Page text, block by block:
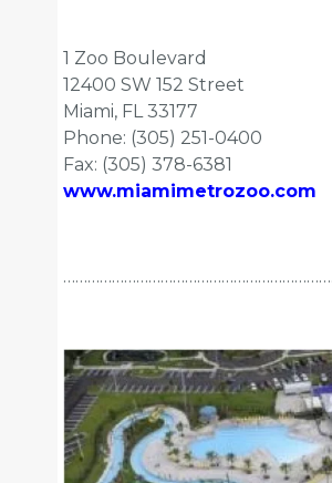
1 Zoo Boulevard
12400 SW 152 Street
Miami, FL 33177
Phone: (305) 251-0400
Fax: (305) 378-6381
www.miamimetrozoo.com